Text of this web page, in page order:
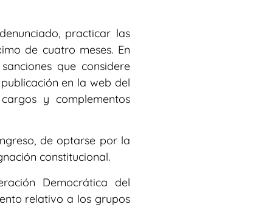
practicar las
de cuatro meses. En
que considere
en la web del
y complementos
de optarse por la
constitucional.
Democrática del
relativo a los grupos